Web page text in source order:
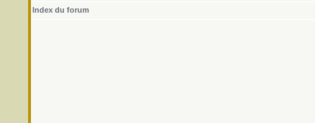
Index du forum